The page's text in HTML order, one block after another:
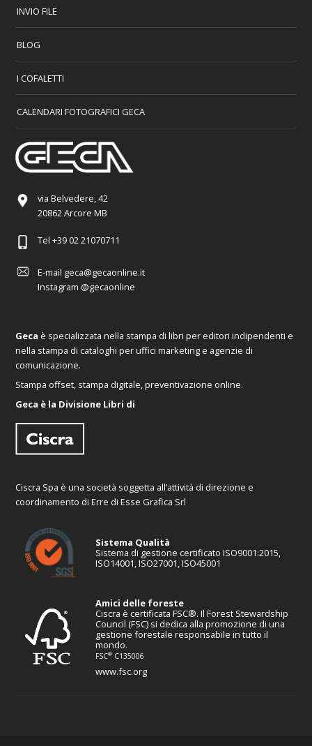
INVIO FILE
BLOG
I COFALETTI
CALENDARI FOTOGRAFICI GECA
via Belvedere, 42
20862 Arcore MB
Tel +39 02 21070711
E-mail geca@gecaonline.it
Instagram @gecaonline
Geca è specializzata nella stampa di libri per editori indipendenti e
nella stampa di cataloghi per uffici marketing e agenzie di
comunicazione.
Stampa offset, stampa digitale, preventivazione online.
Geca è la Divisione Libri di
Ciscra Spa è una società soggetta all’attività di direzione e
coordinamento di Erre di Esse Grafica Srl
Sistema Qualità
Sistema di gestione certificato ISO9001:2015,
ISO14001, ISO27001, ISO45001
Amici delle foreste
Ciscra è certificata FSC®. Il Forest Stewardship
Council (FSC) si dedica alla promozione di una
gestione forestale responsabile in tutto il
mondo.
FSC® C135006
www.fsc.org